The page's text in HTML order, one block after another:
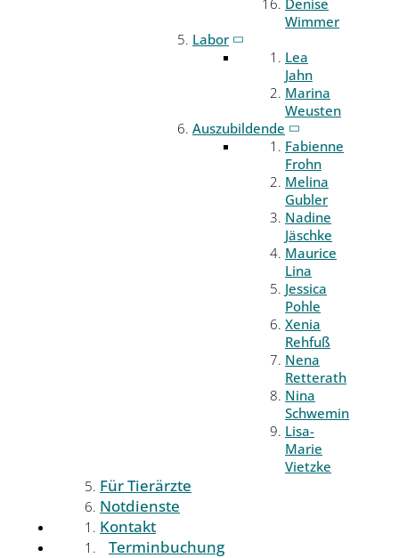
Denise
Wimmer
Labor
Lea
Jahn
Marina
Weusten
Auszubildende
Fabienne
Frohn
Melina
Gubler
Nadine
Jäschke
Maurice
Lina
Jessica
Pohle
Xenia
Rehfuß
Nena
Retterath
Nina
Schwemin
Lisa-
Marie
Vietzke
Für Tierärzte
Notdienste
Kontakt
Terminbuchung